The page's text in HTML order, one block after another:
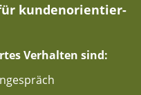
kun­den­ori­en­tier­
Ver­hal­ten sind: